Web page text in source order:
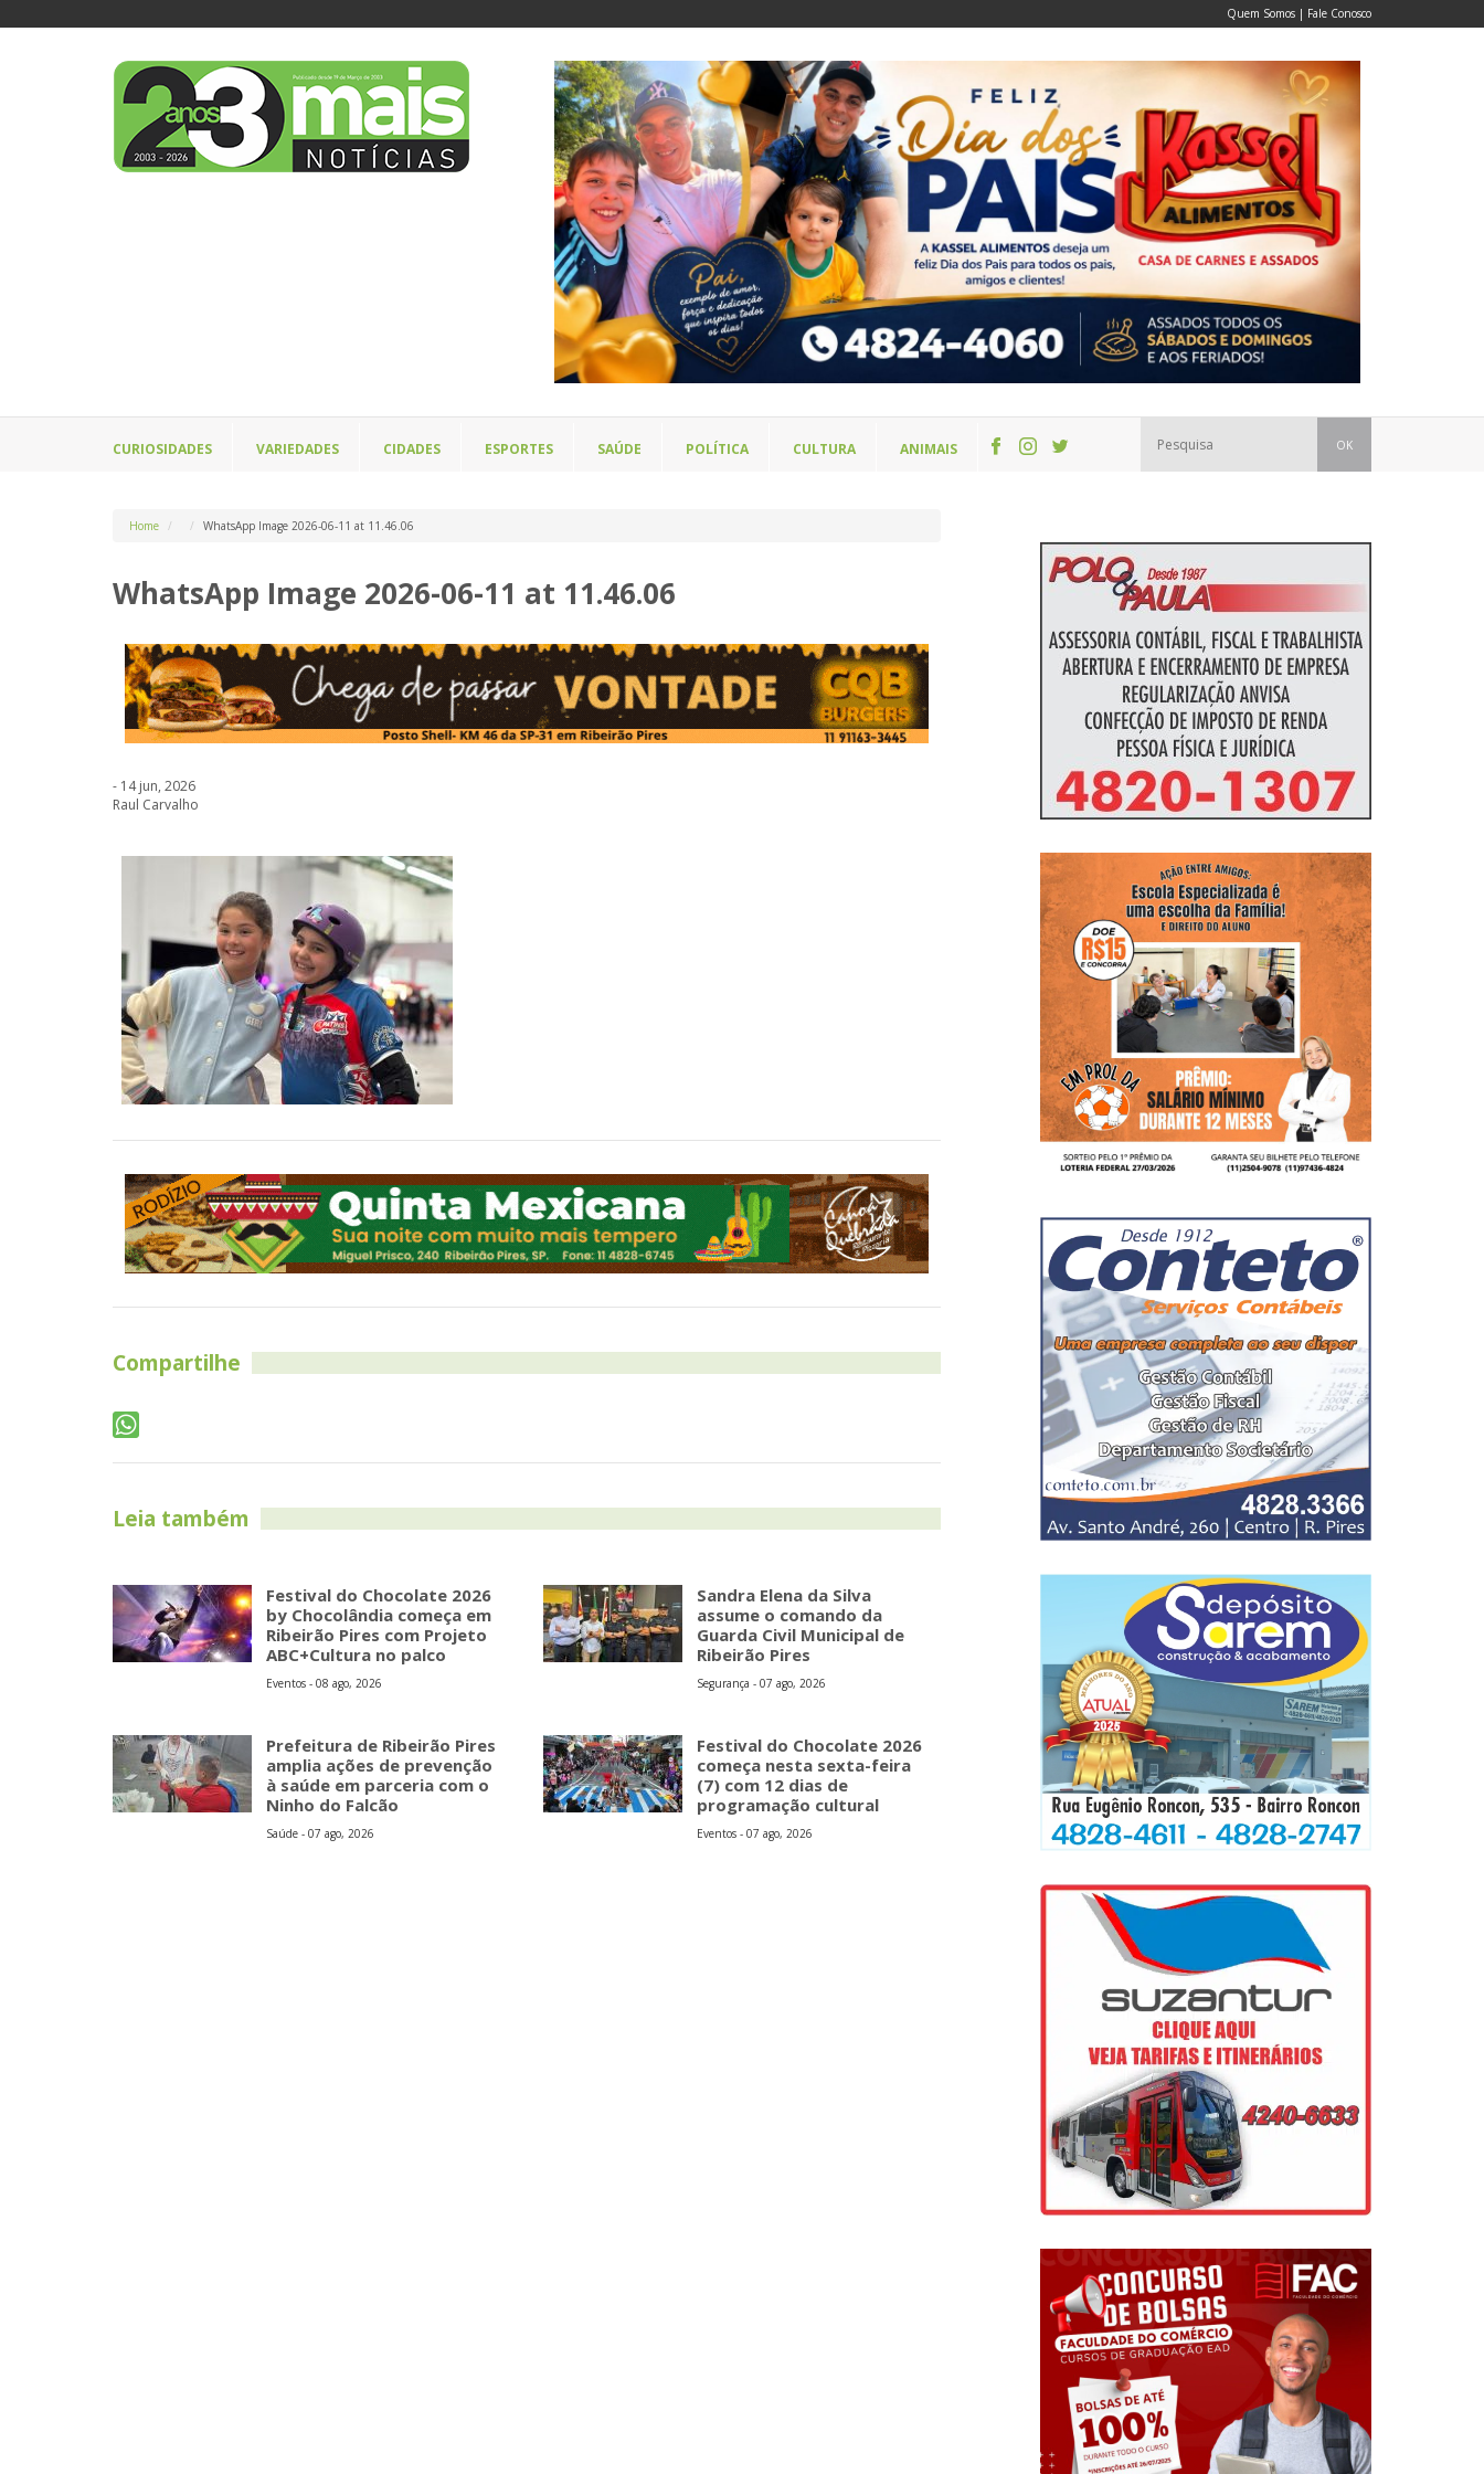
Quem Somos | Fale Conosco
CURIOSIDADES VARIEDADES CIDADES ESPORTES SAÚDE POLÍTICA CULTURA ANIMAIS OK
Home WhatsApp Image 2026-06-11 at 11.46.06
WhatsApp Image 2026-06-11 at 11.46.06
- 14 jun, 2026
Raul Carvalho
Compartilhe
Leia também
Festival do Chocolate 2026
by Chocolândia começa em
Ribeirão Pires com Projeto
ABC+Cultura no palco
Eventos - 08 ago, 2026
Sandra Elena da Silva
assume o comando da
Guarda Civil Municipal de
Ribeirão Pires
Segurança - 07 ago, 2026
Prefeitura de Ribeirão Pires
amplia ações de prevenção
à saúde em parceria com o
Ninho do Falcão
Saúde - 07 ago, 2026
Festival do Chocolate 2026
começa nesta sexta-feira
(7) com 12 dias de
programação cultural
Eventos - 07 ago, 2026